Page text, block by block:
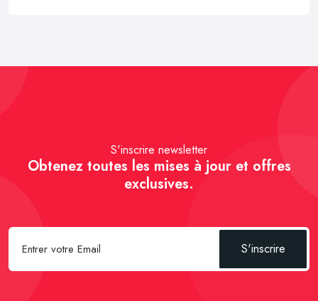
S'inscrire newsletter
Obtenez toutes les mises à jour et offres
exclusives.
S'inscrire